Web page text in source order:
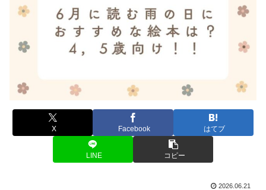
X Facebook はてブ
LINE コピー
2026.06.21